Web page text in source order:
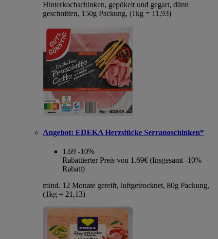
Hinterkochschinken, gepökelt und gegart, dünn
geschnitten, 150g Packung, (1kg = 11,93)
Angebot: EDEKA Herzstücke Serranoschinken*
1.69 -10%
Rabattierter Preis von 1.69€ (Insgesamt -10%
Rabatt)
mind. 12 Monate gereift, luftgetrocknet, 80g Packung,
(1kg = 21,13)